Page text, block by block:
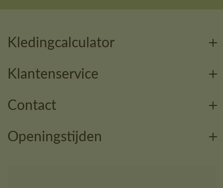
Kledingcalculator
Klantenservice
Contact
Openingstijden